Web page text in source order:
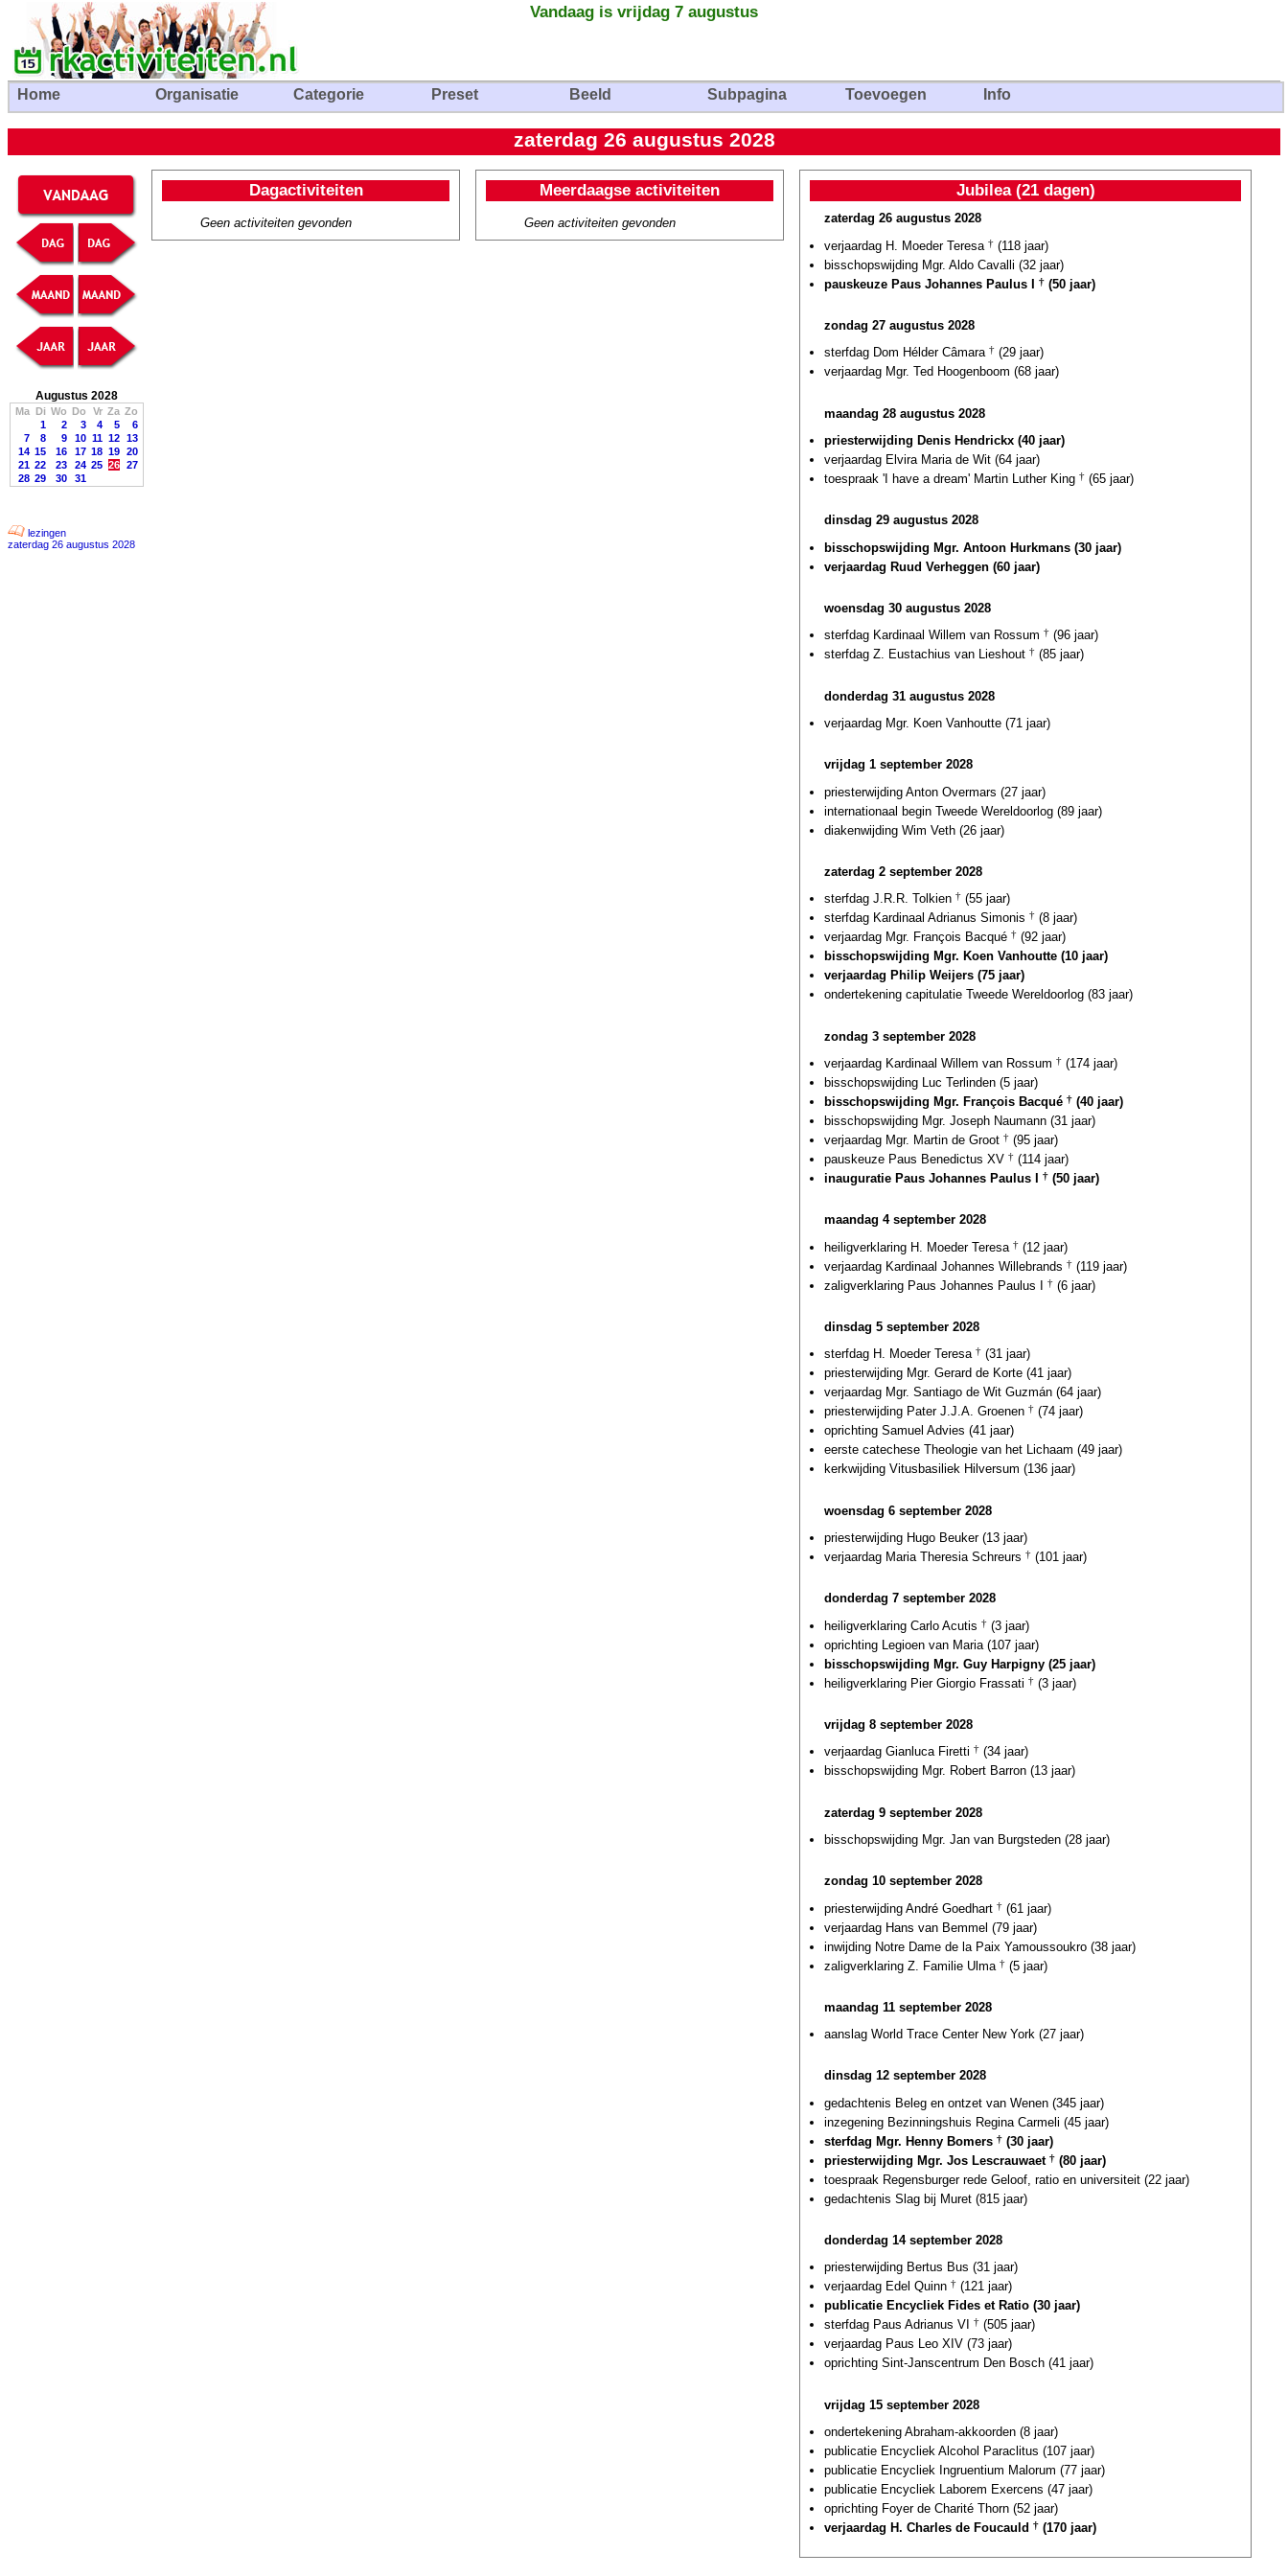
Vandaag is vrijdag 7 augustus
Home Organisatie Categorie Preset Beeld Subpagina Toevoegen Info
zaterdag 26 augustus 2028
Augustus 2028
Ma Di Wo Do Vr Za Zo
1
2 3 4 5
6
7
8 9 10 11 12 13
14 15 16 17 18 19 20
21 22 23 24 25 26 27
28 29 30 31
lezingen
zaterdag 26 augustus 2028
Dagactiviteiten
Geen activiteiten gevonden
Meerdaagse activiteiten
Geen activiteiten gevonden
Jubilea (21 dagen)
zaterdag 26 augustus 2028
verjaardag H. Moeder Teresa † (118 jaar)
bisschopswijding Mgr. Aldo Cavalli (32 jaar)
pauskeuze Paus Johannes Paulus I † (50 jaar)
zondag 27 augustus 2028
sterfdag Dom Hélder Câmara † (29 jaar)
verjaardag Mgr. Ted Hoogenboom (68 jaar)
maandag 28 augustus 2028
priesterwijding Denis Hendrickx (40 jaar)
verjaardag Elvira Maria de Wit (64 jaar)
toespraak 'I have a dream' Martin Luther King † (65 jaar)
dinsdag 29 augustus 2028
bisschopswijding Mgr. Antoon Hurkmans (30 jaar)
verjaardag Ruud Verheggen (60 jaar)
woensdag 30 augustus 2028
sterfdag Kardinaal Willem van Rossum † (96 jaar)
sterfdag Z. Eustachius van Lieshout † (85 jaar)
donderdag 31 augustus 2028
verjaardag Mgr. Koen Vanhoutte (71 jaar)
vrijdag 1 september 2028
priesterwijding Anton Overmars (27 jaar)
internationaal begin Tweede Wereldoorlog (89 jaar)
diakenwijding Wim Veth (26 jaar)
zaterdag 2 september 2028
sterfdag J.R.R. Tolkien † (55 jaar)
sterfdag Kardinaal Adrianus Simonis † (8 jaar)
verjaardag Mgr. François Bacqué † (92 jaar)
bisschopswijding Mgr. Koen Vanhoutte (10 jaar)
verjaardag Philip Weijers (75 jaar)
ondertekening capitulatie Tweede Wereldoorlog (83 jaar)
zondag 3 september 2028
verjaardag Kardinaal Willem van Rossum † (174 jaar)
bisschopswijding Luc Terlinden (5 jaar)
bisschopswijding Mgr. François Bacqué † (40 jaar)
bisschopswijding Mgr. Joseph Naumann (31 jaar)
verjaardag Mgr. Martin de Groot † (95 jaar)
pauskeuze Paus Benedictus XV † (114 jaar)
inauguratie Paus Johannes Paulus I
† (50 jaar)
maandag 4 september 2028
heiligverklaring H. Moeder Teresa † (12 jaar)
verjaardag Kardinaal Johannes Willebrands † (119 jaar)
zaligverklaring Paus Johannes Paulus I † (6 jaar)
dinsdag 5 september 2028
sterfdag H. Moeder Teresa † (31 jaar)
priesterwijding Mgr. Gerard de Korte (41 jaar)
verjaardag Mgr. Santiago de Wit Guzmán (64 jaar)
priesterwijding Pater J.J.A. Groenen † (74 jaar)
oprichting Samuel Advies (41 jaar)
eerste catechese Theologie van het Lichaam (49 jaar)
kerkwijding Vitusbasiliek Hilversum (136 jaar)
woensdag 6 september 2028
priesterwijding Hugo Beuker (13 jaar)
verjaardag Maria Theresia Schreurs † (101 jaar)
donderdag 7 september 2028
heiligverklaring Carlo Acutis † (3 jaar)
oprichting Legioen van Maria (107 jaar)
bisschopswijding Mgr. Guy Harpigny (25 jaar)
heiligverklaring Pier Giorgio Frassati † (3 jaar)
vrijdag 8 september 2028
verjaardag Gianluca Firetti † (34 jaar)
bisschopswijding Mgr. Robert Barron (13 jaar)
zaterdag 9 september 2028
bisschopswijding Mgr. Jan van Burgsteden (28 jaar)
zondag 10 september 2028
priesterwijding André Goedhart † (61 jaar)
verjaardag Hans van Bemmel (79 jaar)
inwijding Notre Dame de la Paix Yamoussoukro (38 jaar)
zaligverklaring Z. Familie Ulma † (5 jaar)
maandag 11 september 2028
aanslag World Trace Center New York (27 jaar)
dinsdag 12 september 2028
gedachtenis Beleg en ontzet van Wenen (345 jaar)
inzegening Bezinningshuis Regina Carmeli (45 jaar)
sterfdag Mgr. Henny Bomers † (30 jaar)
priesterwijding Mgr. Jos Lescrauwaet † (80 jaar)
toespraak Regensburger rede Geloof, ratio en universiteit (22 jaar)
gedachtenis Slag bij Muret (815 jaar)
donderdag 14 september 2028
priesterwijding Bertus Bus (31 jaar)
verjaardag Edel Quinn † (121 jaar)
publicatie Encycliek Fides et Ratio (30 jaar)
sterfdag Paus Adrianus VI
† (505 jaar)
verjaardag Paus Leo XIV (73 jaar)
oprichting Sint-Janscentrum Den Bosch (41 jaar)
vrijdag 15 september 2028
ondertekening Abraham-akkoorden (8 jaar)
publicatie Encycliek Alcohol Paraclitus (107 jaar)
publicatie Encycliek Ingruentium Malorum (77 jaar)
publicatie Encycliek Laborem Exercens (47 jaar)
oprichting Foyer de Charité Thorn (52 jaar)
verjaardag H. Charles de Foucauld † (170 jaar)